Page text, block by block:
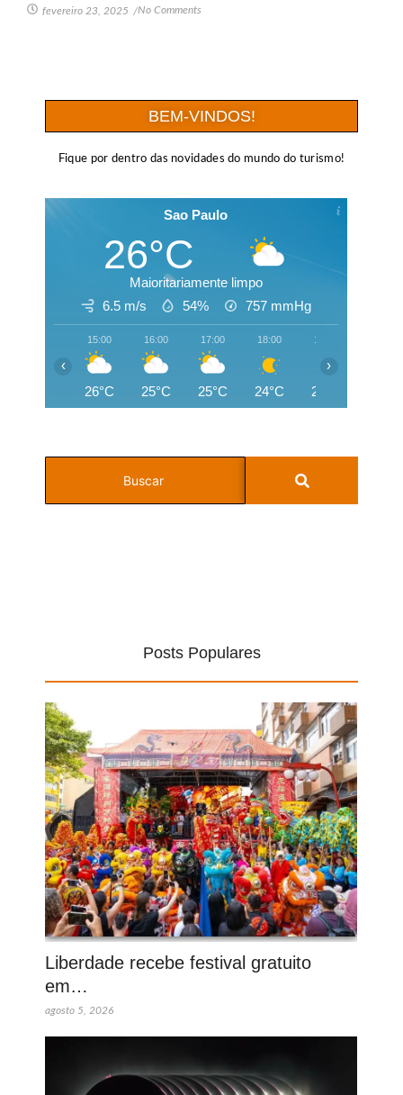
fevereiro 23, 2025 /No Comments
BEM-VINDOS!
Fique por dentro das novidades do mundo do turismo!
Sao Paulo
26°C
Maioritariamente limpo
6.5 m/s
54% 757 mmHg
15:00
26°C
16:00
25°C
17:00
25°C
18:00
24°C
19:00
22°C
‹ ›
Posts Populares
Liberdade recebe festival gratuito
em…
agosto 5, 2026